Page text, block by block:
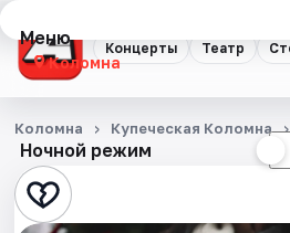
Концерты Театр
Меню
Коломна
Концерты
Театр
Стендап
Ночной режим
Коломна Купеческая Коломна